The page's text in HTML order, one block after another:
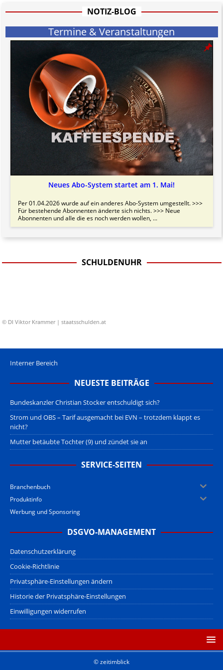
Bitte beachten Sie in dem Zusammenhang auch unsereAGB.
NOTIZ-BLOG
Termine & Veranstaltungen
Neues Abo-System startet am 1. Mai!
Per 01.04.2026 wurde auf ein anderes Abo-System umgestellt. >>>
Für bestehende Abonnenten änderte sich nichts. >>> Neue
Abonnenten und alle die es noch werden wollen, ...
SCHULDENUHR
© DI Viktor Krammer | staatsschulden.at
Interner Bereich
NEUESTE BEITRÄGE
Bundeskanzler Christian Stocker entschuldigt sich?
Strom und OBS – Tarif ausgemacht bei EVN – trotzdem klappt es
nicht?
Mutter betäubte Tochter (9) und zündet sie an
SERVICE-SEITEN
Branchenbuch
Produktinfo
Werbung und Sponsoring
DSGVO-MANAGEMENT
Datenschutzerklärung
Cookie-Richtlinie
Privatsphäre-Einstellungen ändern
Historie der Privatsphäre-Einstellungen
Einwilligungen widerrufen
© zeitimblick